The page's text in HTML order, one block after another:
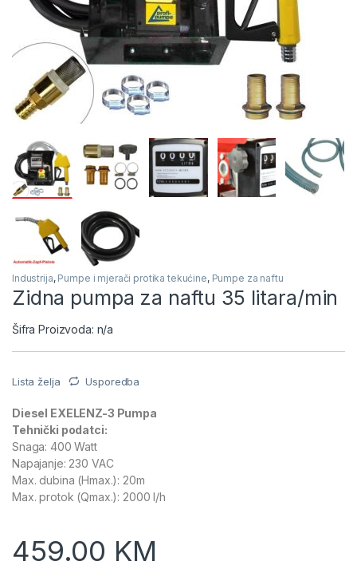
Industrija, Pumpe i mjerači protika tekućine, Pumpe za naftu
Zidna pumpa za naftu 35 litara/min
Šifra Proizvoda: n/a
Lista želja Usporedba
Diesel EXELENZ-3 Pumpa
Tehnički podatci:
Snaga: 400 Watt
Napajanje: 230 VAC
Max. dubina (Hmax.): 20m
Max. protok (Qmax.): 2000 l/h
459.00 KM